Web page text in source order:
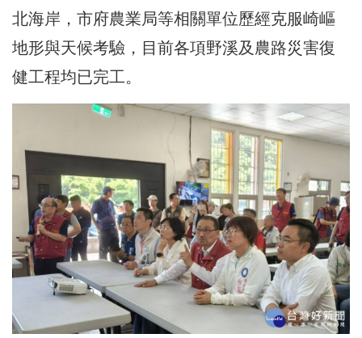
北海岸，市府農業局等相關單位歷經克服崎嶇
地形與天候考驗，目前各項野溪及農路災害復
健工程均已完工。